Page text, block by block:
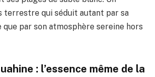
terrestre qui séduit autant par sa
par son atmosphère sereine hors
: l’essence même de la